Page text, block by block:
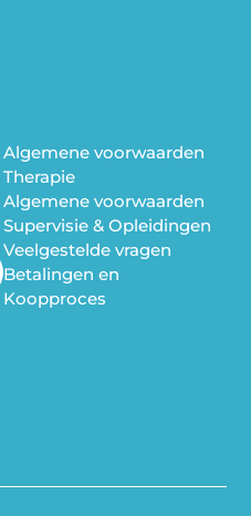
Algemene voorwaarden
Therapie
Algemene voorwaarden
Supervisie & Opleidingen
Veelgestelde vragen
Betalingen en
Koopproces